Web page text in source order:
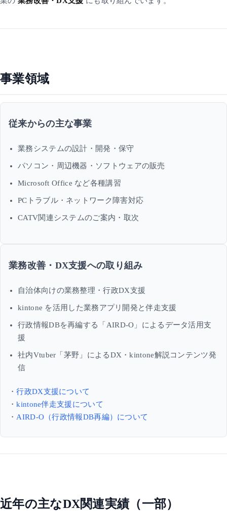
事業領域
従来からの主な事業
業務システムの設計・開発・保守
パソコン・周辺機器・ソフトウェアの販売
Microsoft Office など各種講習
PCトラブル・ネットワーク障害対応
CATV関連システムのご案内・取次
業務改善・DX支援への取り組み
自治体向けの業務整理・行政DX支援
kintone を活用した業務アプリ開発と伴走支援
行政情報DBを再編する「AIRD-O」によるデータ活用支
援
社内Vtuber「茅野」によるDX・kintone解説コンテンツ発
信
・行政DX支援について
・kintone伴走支援について
・ AIRD-O（行政情報DB再編）について
近年の主なDX関連実績（一部）